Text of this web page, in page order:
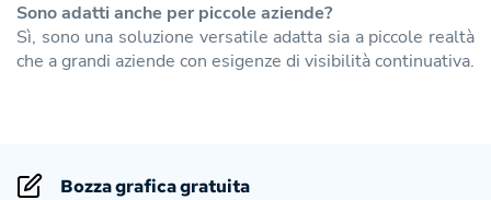
Sono adatti anche per piccole aziende?
Sì, sono una soluzione versatile adatta sia a piccole realtà
che a grandi aziende con esigenze di visibilità continuativa.
Bozza grafica gratuita